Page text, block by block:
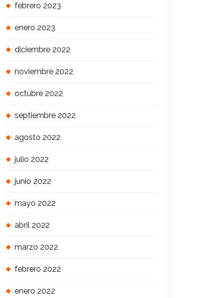
febrero 2023
enero 2023
diciembre 2022
noviembre 2022
octubre 2022
septiembre 2022
agosto 2022
julio 2022
junio 2022
mayo 2022
abril 2022
marzo 2022
febrero 2022
enero 2022